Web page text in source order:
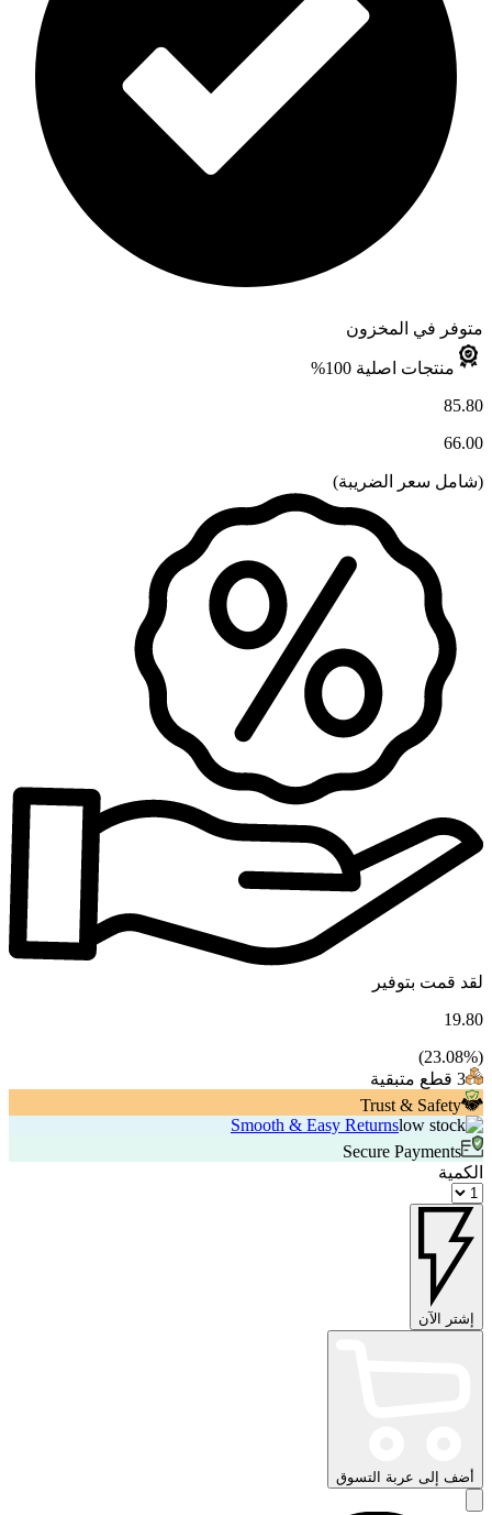
متوفر في المخزون
منتجات اصلية 100%
85.80
66.00
(شامل سعر الضريبة)
لقد قمت بتوفير
19.80
(
23.08%)
3 قطع متبقية
Trust & Safety
Smooth & Easy Returns
Secure Payments
الكمية
إشتر الآن
أضف إلى عربة التسوق